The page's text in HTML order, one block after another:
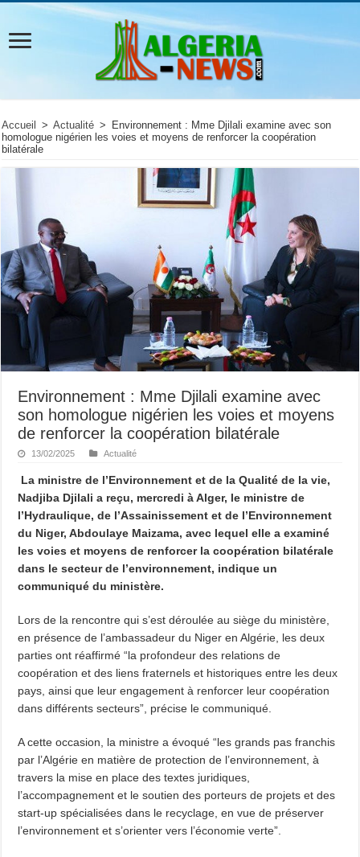
Accueil > Actualité >
Environnement : Mme Djilali examine avec son
homologue nigérien les voies et moyens de renforcer la coopération
bilatérale
Environnement : Mme Djilali examine avec
son homologue nigérien les voies et moyens
de renforcer la coopération bilatérale
13/02/2025 Actualité
La ministre de l’Environnement et de la Qualité de la vie,
Nadjiba Djilali a reçu, mercredi à Alger, le ministre de
l’Hydraulique, de l’Assainissement et de l’Environnement
du Niger, Abdoulaye Maizama, avec lequel elle a examiné
les voies et moyens de renforcer la coopération bilatérale
dans le secteur de l’environnement, indique un
communiqué du ministère.
Lors de la rencontre qui s’est déroulée au siège du ministère,
en présence de l’ambassadeur du Niger en Algérie, les deux
parties ont réaffirmé “la profondeur des relations de
coopération et des liens fraternels et historiques entre les deux
pays, ainsi que leur engagement à renforcer leur coopération
dans différents secteurs”, précise le communiqué.
A cette occasion, la ministre a évoqué “les grands pas franchis
par l’Algérie en matière de protection de l’environnement, à
travers la mise en place des textes juridiques,
l’accompagnement et le soutien des porteurs de projets et des
start-up spécialisées dans le recyclage, en vue de préserver
l’environnement et s’orienter vers l’économie verte”.